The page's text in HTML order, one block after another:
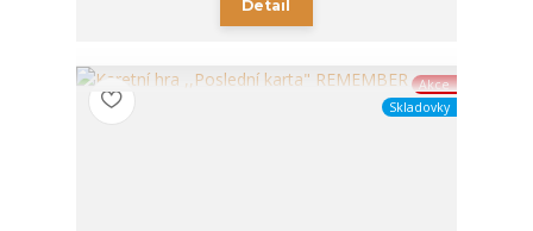
Detail
Akce
Skladovky